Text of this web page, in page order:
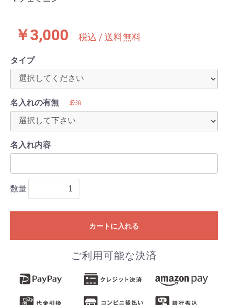
￥3,000 税込 / 送料無料
タイプ
名入れの有無 必須
名入れ内容
数量
カートに入れる
ご利用可能な決済